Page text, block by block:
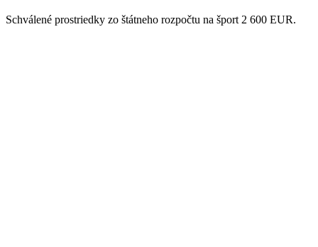
Schválené prostriedky zo štátneho rozpočtu na šport 2 600 EUR.